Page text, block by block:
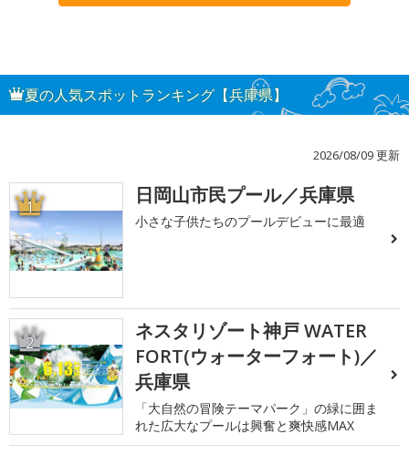
夏の人気スポットランキング【兵庫県】
2026/08/09 更新
1 日岡山市民プール／兵庫県
小さな子供たちのプールデビューに最適
2
ネスタリゾート神戸 WATER
FORT(ウォーターフォート)／
兵庫県
「大自然の冒険テーマパーク」の緑に囲ま
れた広大なプールは興奮と爽快感MAX